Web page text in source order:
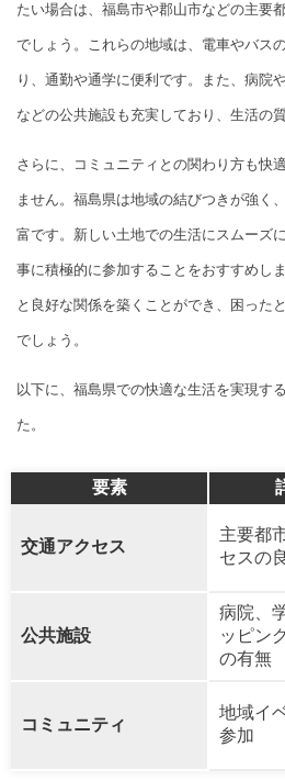
たい場合は、福島市や郡山市などの主要
でしょう。これらの地域は、電車やバス
り、通勤や通学に便利です。また、病院
などの公共施設も充実しており、生活の
さらに、コミュニティとの関わり方も快
ません。福島県は地域の結びつきが強く
富です。新しい土地での生活にスムーズ
事に積極的に参加することをおすすめし
と良好な関係を築くことができ、困った
でしょう。
以下に、福島県での快適な生活を実現す
た。
要素
交通アクセス
主要都
セスの
公共施設
病院、
ッピン
の有無
コミュニティ
地域イ
参加